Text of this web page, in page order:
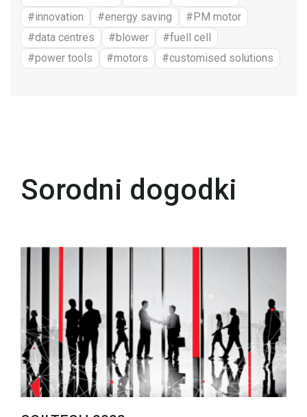
#innovation
#energy saving
#PM motor
#data centres
#blower
#fuell cell
#power tools
#motors #customised solutions
Sorodni dogodki